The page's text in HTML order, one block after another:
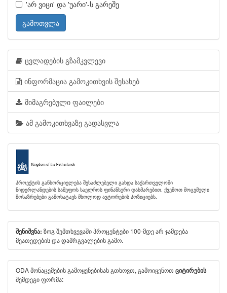
'არ ვიცი' და 'უარი'-ს გარეშე
გამოთვლა
ცვლადების გზამკვლევი
ინფორმაცია გამოკითხვის შესახებ
მიმაგრებული ფაილები
ამ გამოკითხვაზე გადასვლა
პროექტის განხორციელება შესაძლებელი გახდა საქართველოში
ნიდერლანდების სამეფოს საელჩოს ფინანსური დახმარებით. ქვემოთ მოცემული
მოსაზრებები გამოხატავს მხოლოდ ავტორების პოზიციებს.
შენიშვნა: ზოგ შემთხვევაში პროცენტები 100-მდე არ ჯამდება
მეათედების და დამრგვალების გამო.
ODA მონაცემების გამოყენებისას გთხოვთ, გამოიყენოთ ციტირების
შემდეგი ფორმა: